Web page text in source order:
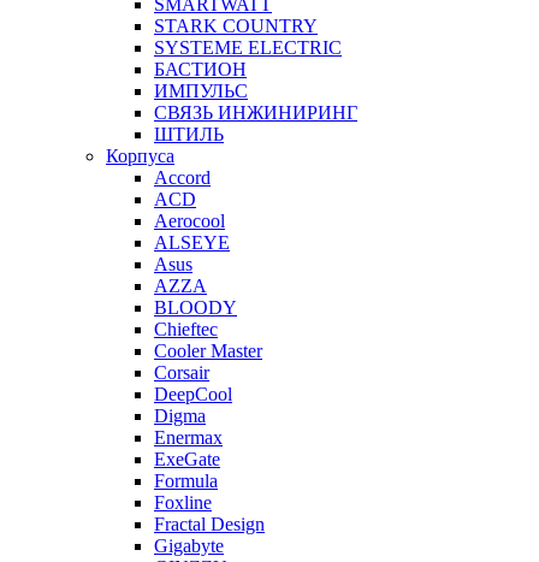
SMARTWATT
STARK COUNTRY
SYSTEME ELECTRIC
БАСТИОН
ИМПУЛЬС
СВЯЗЬ ИНЖИНИРИНГ
ШТИЛЬ
Корпуса
Accord
ACD
Aerocool
ALSEYE
Asus
AZZA
BLOODY
Chieftec
Cooler Master
Corsair
DeepCool
Digma
Enermax
ExeGate
Formula
Foxline
Fractal Design
Gigabyte